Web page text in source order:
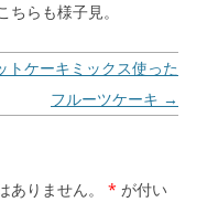
らも様子見。
トケーキミックス使った
フルーツケーキ →
りません。 * が付い